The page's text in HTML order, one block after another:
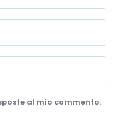
al mio commento.